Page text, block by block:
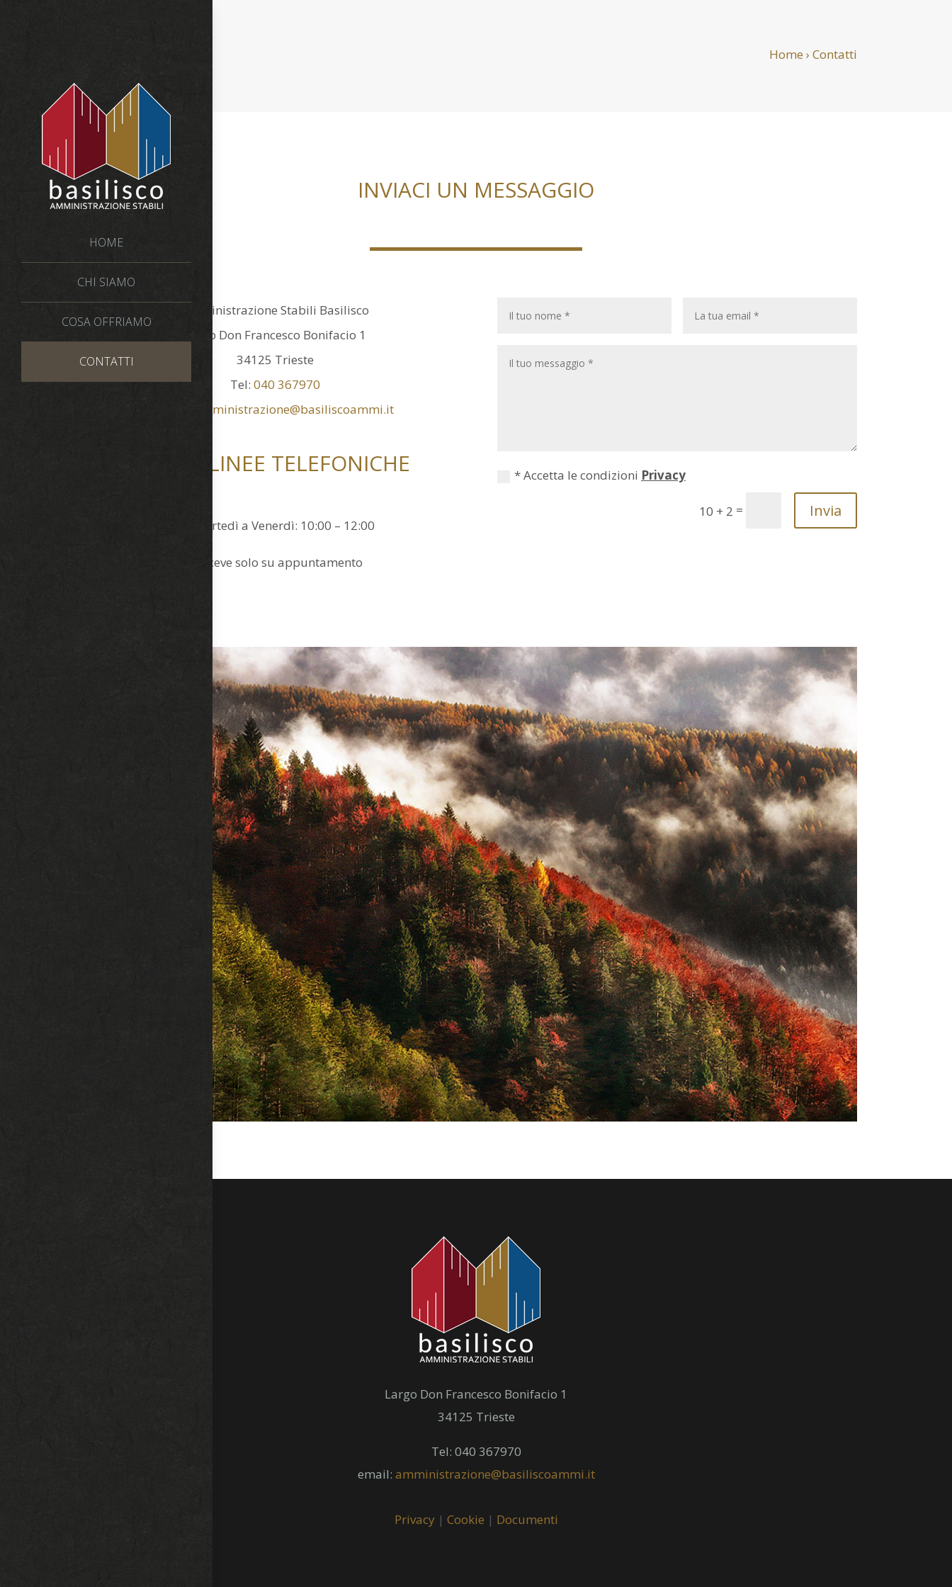
HOME
CHI SIAMO
COSA OFFRIAMO
CONTATTI
Home › Contatti
INVIACI UN MESSAGGIO
Amministrazione Stabili Basilisco
Largo Don Francesco Bonifacio 1
34125 Trieste
Tel: 040 367970
amministrazione@basiliscoammi.it
ORARI LINEE TELEFONICHE
Da Martedì a Venerdì: 10:00 – 12:00
Si riceve solo su appuntamento
* Accetta le condizioni Privacy
10 + 2 = Invia
Largo Don Francesco Bonifacio 1
34125 Trieste
Tel: 040 367970
email: amministrazione@basiliscoammi.it
Privacy | Cookie | Documenti